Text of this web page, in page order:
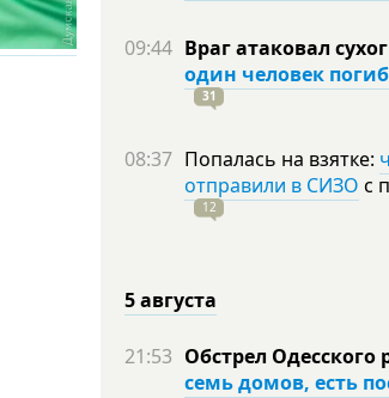
09:44 Враг атаковал
один человек
31
08:37 Попалась на взятке:
отправили в СИЗО с
12
5 августа
21:53 Обстрел Одесского
семь домов, есть